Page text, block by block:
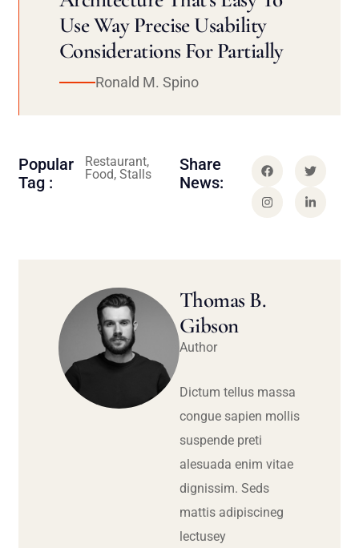
Use Way Precise Usability
Considerations For Partially
Ronald M. Spino
Popular
Tag :
Restaurant,
Food, Stalls
Share
News:
Thomas B.
Gibson
Author
Dictum tellus massa
congue sapien mollis
suspende preti
alesuada enim vitae
dignissim. Seds
mattis adipiscineg
lectusey